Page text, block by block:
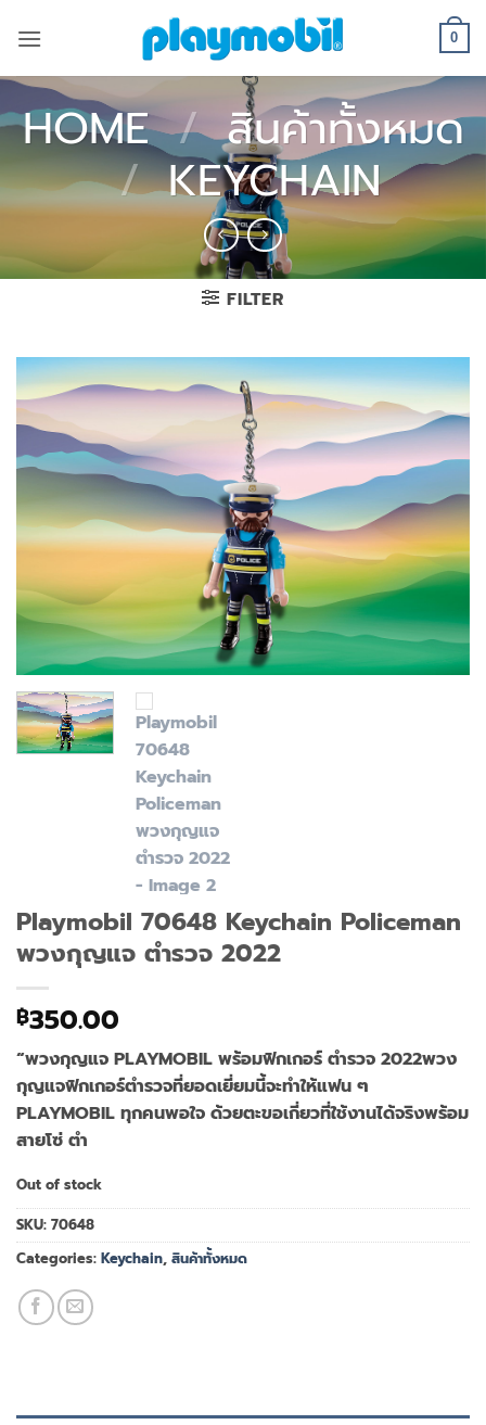
0
HOME / สินค้าทั้งหมด
/ KEYCHAIN
FILTER
Playmobil 70648 Keychain Policeman
พวงกุญแจ ตำรวจ 2022
฿350.00
“พวงกุญแจ PLAYMOBIL พร้อมฟิกเกอร์ ตำรวจ 2022พวง
กุญแจฟิกเกอร์ตำรวจที่ยอดเยี่ยมนี้จะทำให้แฟน ๆ
PLAYMOBIL ทุกคนพอใจ ด้วยตะขอเกี่ยวที่ใช้งานได้จริงพร้อม
สายโซ่ ตำ
Out of stock
SKU: 70648
Categories: Keychain, สินค้าทั้งหมด